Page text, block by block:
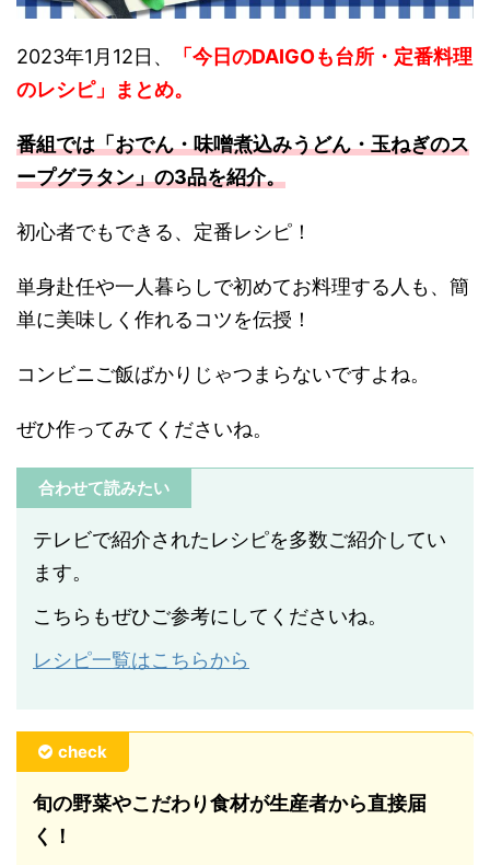
2023年1月12日、
「今日のDAIGOも台所・定番料理
のレシピ」まとめ。
番組では「おでん・味噌煮込みうどん・玉ねぎのス
ープグラタン」の3品を紹介。
初心者でもできる、定番レシピ！
単身赴任や一人暮らしで初めてお料理する人も、簡
単に美味しく作れるコツを伝授！
コンビニご飯ばかりじゃつまらないですよね。
ぜひ作ってみてくださいね。
合わせて読みたい
テレビで紹介されたレシピを多数ご紹介してい
ます。
こちらもぜひご参考にしてくださいね。
レシピ一覧はこちらから
check
旬の野菜やこだわり食材が生産者から直接届
く！